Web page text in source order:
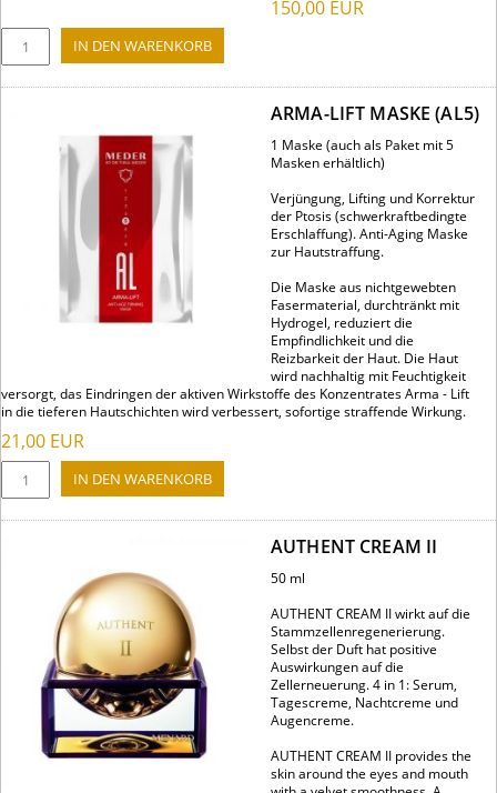
150,00 EUR
ARMA-LIFT MASKE (AL5)
1 Maske (auch als Paket mit 5
Masken erhältlich)
Verjüngung, Lifting und Korrektur
der Ptosis (schwerkraftbedingte
Erschlaffung). Anti-Aging Maske
zur Hautstraffung.
Die Maske aus nichtgewebten
Fasermaterial, durchtränkt mit
Hydrogel, reduziert die
Empfindlichkeit und die
Reizbarkeit der Haut. Die Haut
wird nachhaltig mit Feuchtigkeit
versorgt, das Eindringen der aktiven Wirkstoffe des Konzentrates Arma - Lift
in die tieferen Hautschichten wird verbessert, sofortige straffende Wirkung.
21,00 EUR
AUTHENT CREAM II
50 ml
AUTHENT CREAM II wirkt auf die
Stammzellenregenerierung.
Selbst der Duft hat positive
Auswirkungen auf die
Zellerneuerung. 4 in 1: Serum,
Tagescreme, Nachtcreme und
Augencreme.
AUTHENT CREAM II provides the
skin around the eyes and mouth